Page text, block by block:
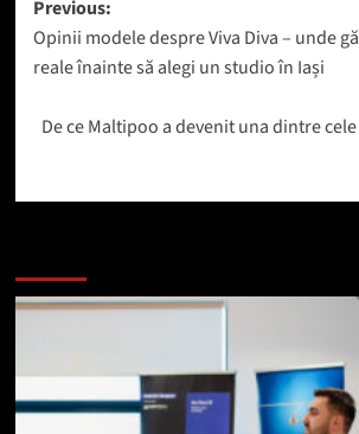
Post
navigation
Previous:
Opinii modele despre Viva Diva – unde
reale înainte să alegi un studio în Iași
De ce Maltipoo a devenit una dintre